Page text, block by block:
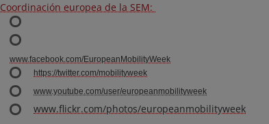
Coordinación europea de la SEM:
www.facebook.com/EuropeanMobilityWeek
https://twitter.com/mobilityweek
www.youtube.com/user/europeanmobilityweek
www.flickr.com/photos/europeanmobilityweek